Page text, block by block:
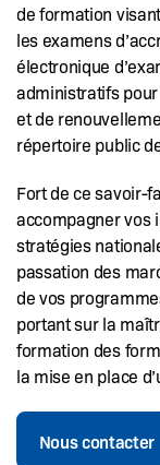
de formation
les examens
électronique
administratifs
et de
répertoire public
Fort de ce savoir-
accompagner vos
stratégies
passation des
de vos
portant sur la
formation des
la mise en place
Nous contacter